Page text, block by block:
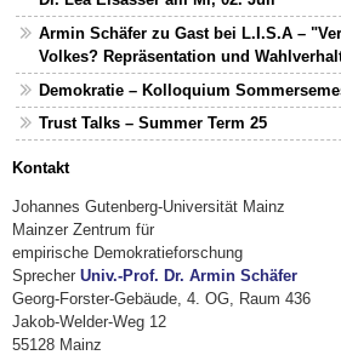
Armin Schäfer zu Gast bei L.I.S.A –
Volkes? Repräsentation und
Demokratie – Kolloquium
Trust Talks – Summer Term 25
Kontakt
Johannes Gutenberg-Universität Mainz
Mainzer Zentrum für
empirische Demokratieforschung
Sprecher Univ.-Prof. Dr. Armin Schäfer
Georg-Forster-Gebäude, 4. OG, Raum 436
Jakob-Welder-Weg 12
55128 Mainz